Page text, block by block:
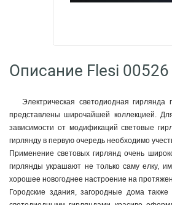
Описание Flesi 00526
Электрическая светодиодная
представлены широчайшей коллекцией.
зависимости от модификаций световые
гирлянду в первую очередь необходимо
Применение световых гирлянд очень
гирлянды украшают не только саму елку,
хорошее новогоднее настроение на
Городские здания, загородные дома